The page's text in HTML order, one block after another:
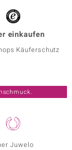
Juwelo
einkaufen
Käuferschutz